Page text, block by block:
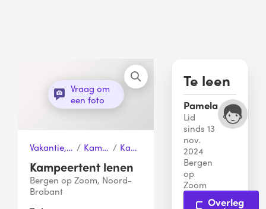
Vraag om
een foto
Vakantie, Sport & Vrije tijd / Kampeertenten / Kampeertent
Kampeertent lenen
Bergen op Zoom, Noord-
Brabant
Te leen
Pamela
Lid
sinds 13
nov.
2024
Bergen
op
Zoom
Overleg